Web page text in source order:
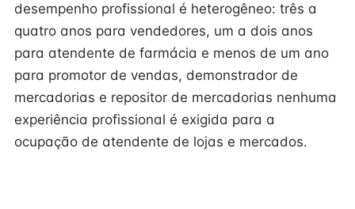
desempenho profissional é heterogêneo: três a
quatro anos para vendedores, um a dois anos
para atendente de farmácia e menos de um ano
para promotor de vendas, demonstrador de
mercadorias e repositor de mercadorias nenhuma
experiência profissional é exigida para a
ocupação de atendente de lojas e mercados.